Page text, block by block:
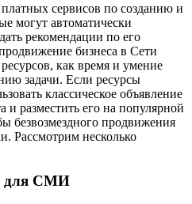
сервисов по созданию и
могут автоматически
рекомендации по его
бизнеса в Сети
как время и умение
задачи. Если ресурсы
классическое объявление
и разместить его на популярной
безвозмездного продвижения
Рассмотрим несколько
для СМИ